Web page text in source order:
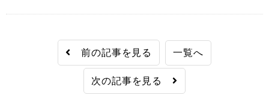
前の記事を見る 一覧へ
次の記事を見る